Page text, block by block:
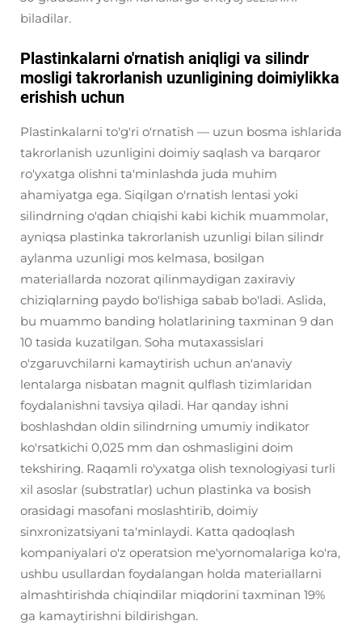
biladilar.
Plastinkalarni o'rnatish aniqligi va silindr
mosligi takrorlanish uzunligining doimiylikka
erishish uchun
Plastinkalarni to'g'ri o'rnatish — uzun bosma ishlarida
takrorlanish uzunligini doimiy saqlash va barqaror
ro'yxatga olishni ta'minlashda juda muhim
ahamiyatga ega. Siqilgan o'rnatish lentasi yoki
silindrning o'qdan chiqishi kabi kichik muammolar,
ayniqsa plastinka takrorlanish uzunligi bilan silindr
aylanma uzunligi mos kelmasa, bosilgan
materiallarda nozorat qilinmaydigan zaxiraviy
chiziqlarning paydo bo'lishiga sabab bo'ladi. Aslida,
bu muammo banding holatlarining taxminan 9 dan
10 tasida kuzatilgan. Soha mutaxassislari
o'zgaruvchilarni kamaytirish uchun an'anaviy
lentalarga nisbatan magnit qulflash tizimlaridan
foydalanishni tavsiya qiladi. Har qanday ishni
boshlashdan oldin silindrning umumiy indikator
ko'rsatkichi 0,025 mm dan oshmasligini doim
tekshiring. Raqamli ro'yxatga olish texnologiyasi turli
xil asoslar (substratlar) uchun plastinka va bosish
orasidagi masofani moslashtirib, doimiy
sinxronizatsiyani ta'minlaydi. Katta qadoqlash
kompaniyalari o'z operatsion me'yornomalariga ko'ra,
ushbu usullardan foydalangan holda materiallarni
almashtirishda chiqindilar miqdorini taxminan 19%
ga kamaytirishni bildirishgan.